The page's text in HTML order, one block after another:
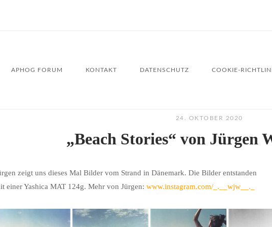
APHOG FORUM KONTAKT DATENSCHUTZ COOKIE-
24. OKTOBER 2020
„Beach Stories“ von Jürgen
zeigt uns dieses Mal Bilder vom Strand in Dänemark. Die Bilder entstanden
einer Yashica MAT 124g. Mehr von Jürgen: www.instagram.com/_.__wjw__._